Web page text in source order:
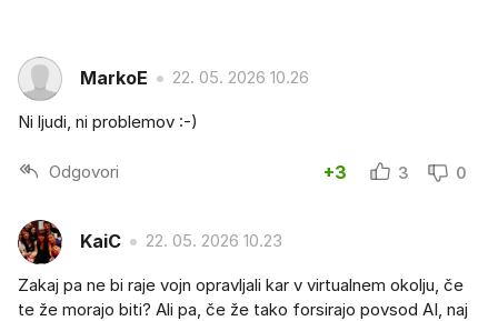
MarkoE 22. 05. 2026 10.26
Ni ljudi, ni problemov :-)
Odgovori +3 3 0
KaiC 22. 05. 2026 10.23
Zakaj pa ne bi raje vojn opravljali kar v virtualnem okolju, če
te že morajo biti? Ali pa, če že tako forsirajo povsod AI, naj